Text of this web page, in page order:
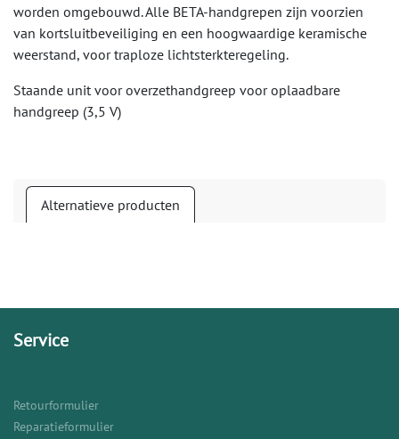
worden omgebouwd. Alle BETA-handgrepen zijn voorzien
van kortsluitbeveiliging en een hoogwaardige keramische
weerstand, voor traploze lichtsterkteregeling.
Staande unit voor overzethandgreep voor oplaadbare
handgreep (3,5 V)
Alternatieve producten
Service
Retourformulier
Reparatieformulier